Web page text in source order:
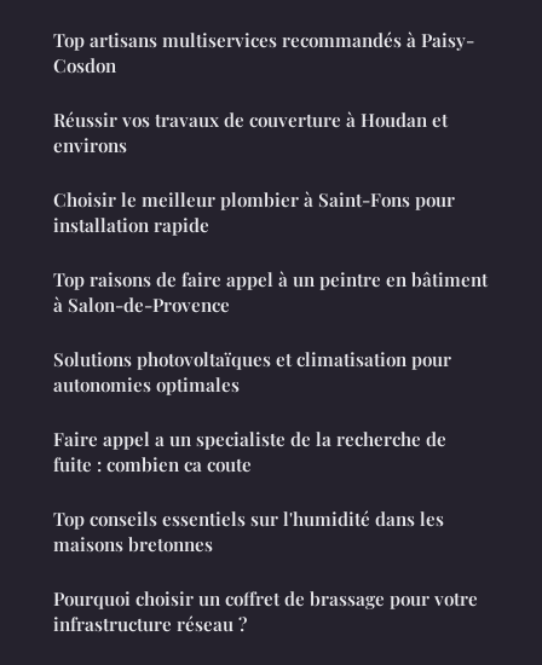
Top artisans multiservices recommandés à Paisy-
Cosdon
Réussir vos travaux de couverture à Houdan et
environs
Choisir le meilleur plombier à Saint-Fons pour
installation rapide
Top raisons de faire appel à un peintre en bâtiment
à Salon-de-Provence
Solutions photovoltaïques et climatisation pour
autonomies optimales
Faire appel a un specialiste de la recherche de
fuite : combien ca coute
Top conseils essentiels sur l'humidité dans les
maisons bretonnes
Pourquoi choisir un coffret de brassage pour votre
infrastructure réseau ?